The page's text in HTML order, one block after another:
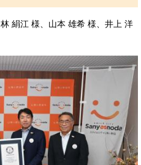
絹江 様、山本 雄希 様、井上 洋